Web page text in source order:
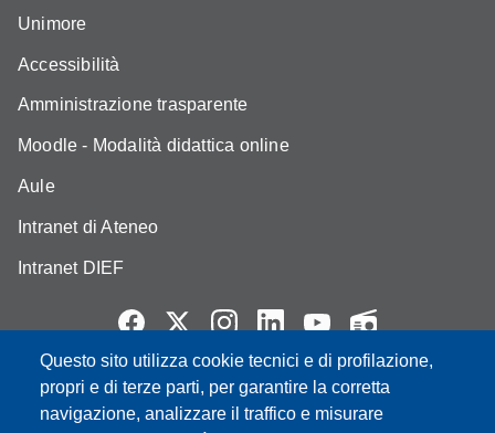
Questo sito utilizza cookie tecnici e di profilazione,
propri e di terze parti, per garantire la corretta
navigazione, analizzare il traffico e misurare
Unimore
Accessibilità
Amministrazione trasparente
Moodle - Modalità didattica online
Aule
Intranet di Ateneo
Intranet DIEF
Partita IVA: 00427620364
e-mail: urp@unimore.it